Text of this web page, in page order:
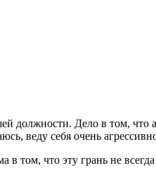
Дело в том, что
веду себя очень
том, что эту грань не